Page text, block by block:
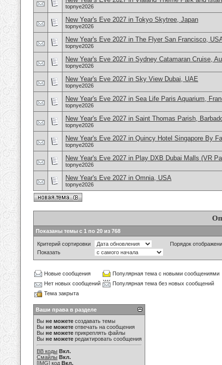
topnye2026
New Year's Eve 2027 in Tokyo Skytree, Japan
topnye2026
New Year's Eve 2027 in The Flyer San Francisco,
topnye2026
New Year's Eve 2027 in Sydney Catamaran Cruise,
topnye2026
New Year's Eve 2027 in Sky View Dubai, UAE
topnye2026
New Year's Eve 2027 in Sea Life Paris Aquarium,
topnye2026
New Year's Eve 2027 in Saint Thomas Parish,
topnye2026
New Year's Eve 2027 in Quincy Hotel Singapore By
topnye2026
New Year's Eve 2027 in Play DXB Dubai Malls (VR
topnye2026
New Year's Eve 2027 in Omnia, USA
topnye2026
Показаны темы с 1 по 20 из 768
Критерий сортировки
Порядок
Показать
Новые сообщения
Популярная тема с новыми сообщениями
Нет новых сообщений
Популярная тема без новых сообщений
Тема закрыта
Ваши права в разделе
Вы не можете создавать темы
Вы не можете отвечать на сообщения
Вы не можете прикреплять файлы
Вы не можете редактировать сообщения
BB коды Вкл.
Смайлы Вкл.
[IMG] код Вкл.